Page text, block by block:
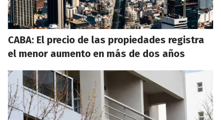
CABA: El precio de las propiedades registra
el menor aumento en más de dos años